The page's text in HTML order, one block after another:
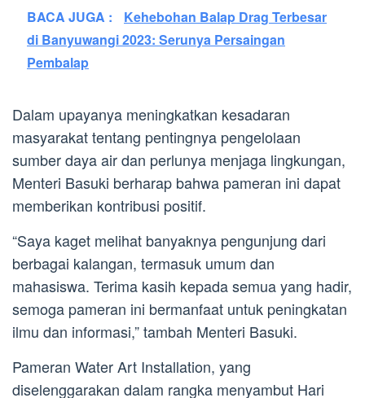
BACA JUGA :
Kehebohan Balap Drag Terbesar
di Banyuwangi 2023: Serunya Persaingan
Pembalap
Dalam upayanya meningkatkan kesadaran
masyarakat tentang pentingnya pengelolaan
sumber daya air dan perlunya menjaga lingkungan,
Menteri Basuki berharap bahwa pameran ini dapat
memberikan kontribusi positif.
“Saya kaget melihat banyaknya pengunjung dari
berbagai kalangan, termasuk umum dan
mahasiswa. Terima kasih kepada semua yang hadir,
semoga pameran ini bermanfaat untuk peningkatan
ilmu dan informasi,” tambah Menteri Basuki.
Pameran Water Art Installation, yang
diselenggarakan dalam rangka menyambut Hari